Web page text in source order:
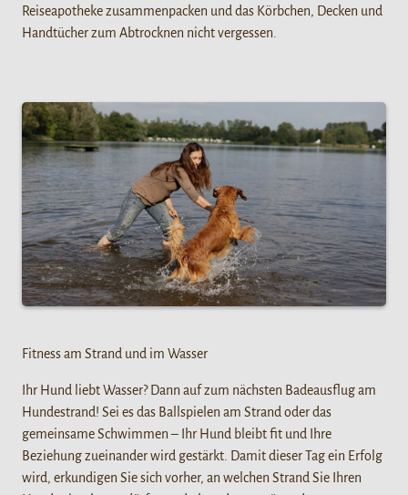
Reiseapotheke zusammenpacken und das Körbchen, Decken und
Handtücher zum Abtrocknen nicht vergessen.
Fitness am Strand und im Wasser
Ihr Hund liebt Wasser? Dann auf zum nächsten Badeausflug am
Hundestrand! Sei es das Ballspielen am Strand oder das
gemeinsame Schwimmen – Ihr Hund bleibt fit und Ihre
Beziehung zueinander wird gestärkt. Damit dieser Tag ein Erfolg
wird, erkundigen Sie sich vorher, an welchen Strand Sie Ihren